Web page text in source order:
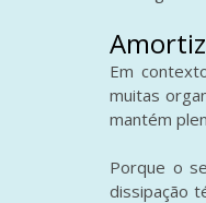
Em
muitas
mantém
Porque o
dissipação